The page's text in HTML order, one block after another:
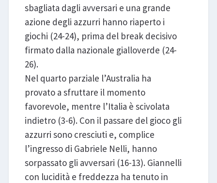
sbagliata dagli avversari e una grande
azione degli azzurri hanno riaperto i
giochi (24-24), prima del break decisivo
firmato dalla nazionale gialloverde (24-
26).
Nel quarto parziale l’Australia ha
provato a sfruttare il momento
favorevole, mentre l’Italia è scivolata
indietro (3-6). Con il passare del gioco gli
azzurri sono cresciuti e, complice
l’ingresso di Gabriele Nelli, hanno
sorpassato gli avversari (16-13). Giannelli
con lucidità e freddezza ha tenuto in